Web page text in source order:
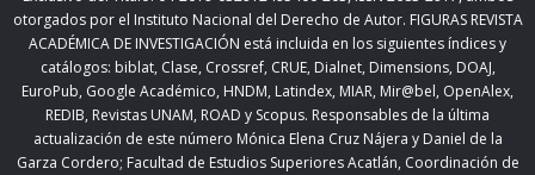
otorgados por el Instituto Nacional del Derecho de Autor. FIGURAS REVISTA
ACADÉMICA DE INVESTIGACIÓN está incluida en los siguientes índices y
catálogos: biblat, Clase, Crossref, CRUE, Dialnet, Dimensions, DOAJ,
EuroPub, Google Académico, HNDM, Latindex, MIAR, Mir@bel, OpenAlex,
REDIB, Revistas UNAM, ROAD y Scopus. Responsables de la última
actualización de este número Mónica Elena Cruz Nájera y Daniel de la
Garza Cordero; Facultad de Estudios Superiores Acatlán, Coordinación de